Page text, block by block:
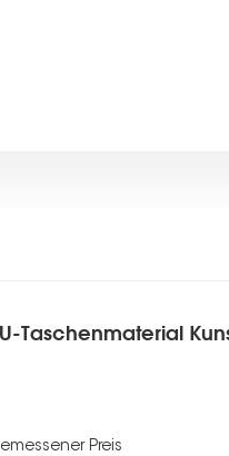
Taschenmaterial
Preis